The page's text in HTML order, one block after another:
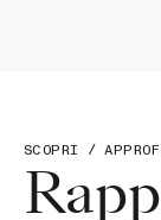
SCOPRI /